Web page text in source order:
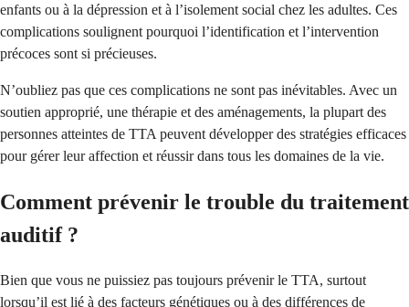
enfants ou à la dépression et à l’isolement social chez les adultes. Ces
complications soulignent pourquoi l’identification et l’intervention
précoces sont si précieuses.
N’oubliez pas que ces complications ne sont pas inévitables. Avec un
soutien approprié, une thérapie et des aménagements, la plupart des
personnes atteintes de TTA peuvent développer des stratégies efficaces
pour gérer leur affection et réussir dans tous les domaines de la vie.
Comment prévenir le trouble du traitement
auditif ?
Bien que vous ne puissiez pas toujours prévenir le TTA, surtout
lorsqu’il est lié à des facteurs génétiques ou à des différences de